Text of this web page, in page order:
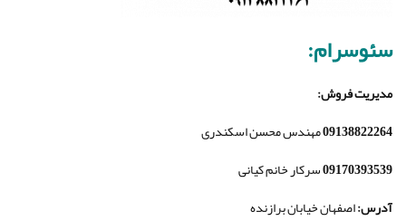
سئوسرام:
مدیریت فروش:
09138822264مهندس محسن اسکندری
09170393539سرکار خانم کیانی
آدرس:اصفهان خیابان برازنده